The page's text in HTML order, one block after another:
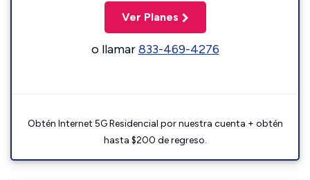
Ver Planes
o llamar833-469-4276
Obtén Internet 5G Residencial por nuestra cuenta + obtén
hasta $200 de regreso.